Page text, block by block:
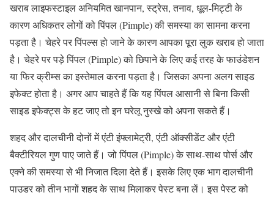
खराब लाइफस्टाइल अनियमित खानपान, स्ट्रेस, तनाव, धूल-मिट्टी के
कारण अधिकतर लोगों को पिंपल (Pimple) की समस्या का सामना करना
पड़ता है। चेहरे पर पिंपल्स हो जाने के कारण आपका पूरा लुक खराब हो जाता
है। चेहरे पर पड़े पिंपल (Pimple) को छिपाने के लिए कई तरह के फाउंडेशन
या फिर क्रीम्स का इस्तेमाल करना पड़ता है। जिसका अपना अलग साइड
इफेक्ट होता है। अगर आप चाहते हैं कि यह पिंपल आसानी से बिना किसी
साइड इफेक्ट्स के हट जाए तो इन घरेलू नुस्खे को अपना सकते हैं।
शहद और दालचीनी दोनों में एंटी इंफ्लामेट्री, एंटी ऑक्सीडेंट और एंटी
बैक्टीरियल गुण पाए जाते हैं। जो पिंपल (Pimple) के साथ-साथ पोर्स और
एक्ने की समस्या से भी निजात दिला देते हैं। इसके लिए एक भाग दालचीनी
पाउडर को तीन भागों शहद के साथ मिलाकर पेस्ट बना लें। इस पेस्ट को